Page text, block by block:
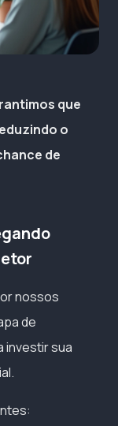
que
o
de
nossos
de
investir sua